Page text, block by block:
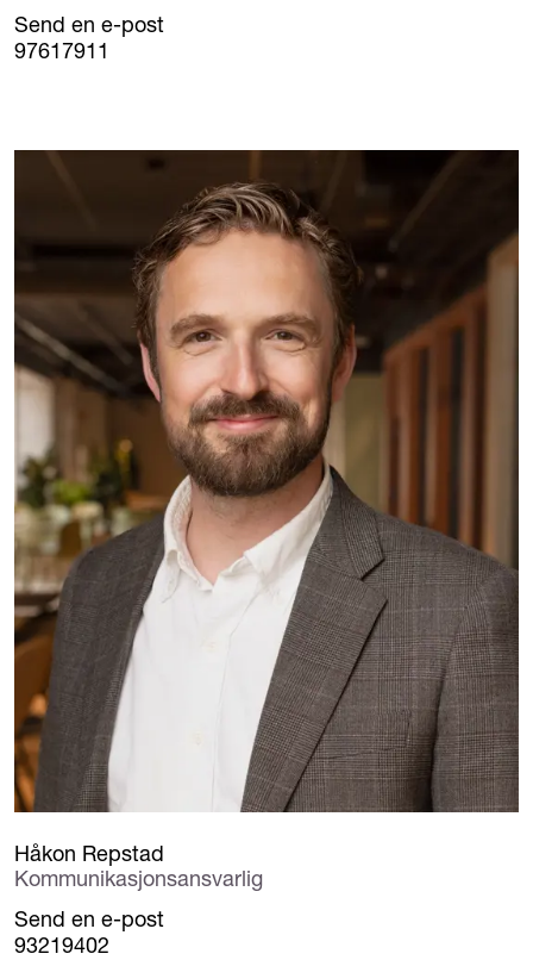
Send en e-post
97617911
Håkon Repstad
Kommunikasjonsansvarlig
Send en e-post
93219402